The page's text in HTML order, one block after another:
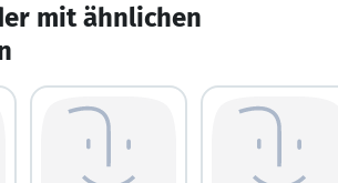
mit ähnlichen